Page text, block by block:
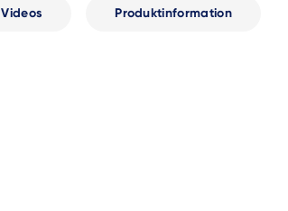
Videos Produktinformation